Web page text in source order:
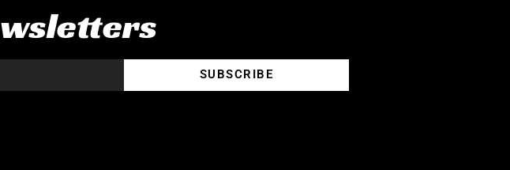
accompagnement aussi bien
ne peux que recommander les
services de PH.
SUBSCRIBE